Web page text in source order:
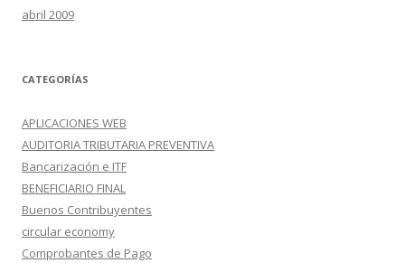
abril 2009
CATEGORÍAS
APLICACIONES WEB
AUDITORIA TRIBUTARIA PREVENTIVA
Bancarización e ITF
BENEFICIARIO FINAL
Buenos Contribuyentes
circular economy
Comprobantes de Pago